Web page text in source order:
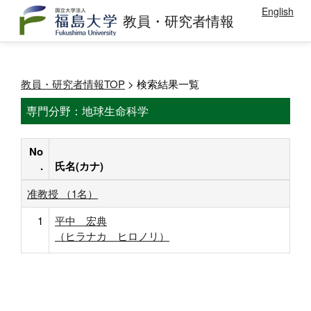
教員・研究者情報 English
教員・研究者情報TOP > 検索結果一覧
専門分野：地球生命科学
No
.
氏名(カナ)
准教授 （1名）
1
平中 宏典
（ヒラナカ ヒロノリ）